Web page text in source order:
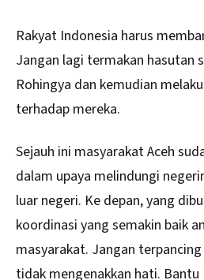
Rakyat Indonesia harus
Jangan lagi termakan hasutan
Rohingya dan kemudian
terhadap mereka.
Sejauh ini masyarakat Aceh
dalam upaya melindungi
luar negeri. Ke depan, yang
koordinasi yang semakin baik
masyarakat. Jangan
tidak mengenakkan hati.